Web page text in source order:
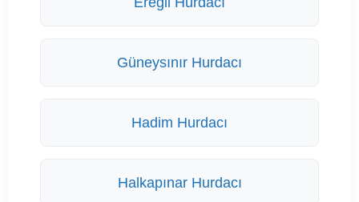
Güneysınır Hurdacı
Hadim Hurdacı
Halkapınar Hurdacı